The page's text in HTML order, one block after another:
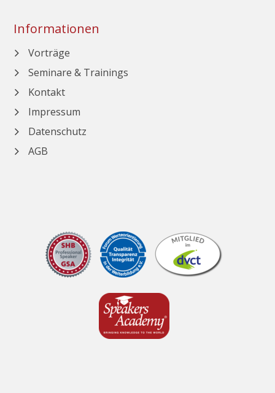
Informationen
Navigation
überspringen
Vorträge
Seminare & Trainings
Kontakt
Impressum
Datenschutz
AGB